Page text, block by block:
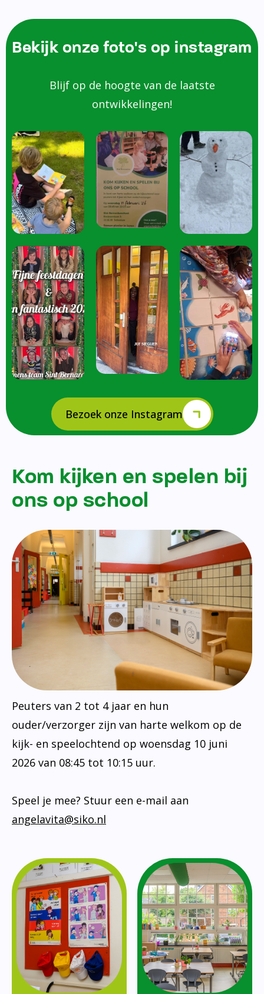
Bekijk onze foto's op instagram
Blijf op de hoogte van de laatste
ontwikkelingen!
Bezoek onze Instagram
Kom kijken en spelen bij
ons op school
Peuters van 2 tot 4 jaar en hun
ouder/verzorger zijn van harte welkom op de
kijk- en speelochtend op woensdag 10 juni
2026 van 08:45 tot 10:15 uur.
Speel je mee? Stuur een e-mail aan
angelavita@siko.nl